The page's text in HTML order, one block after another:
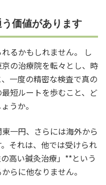
価値があります
るかもしれません。 し
の治療院を転々とし、時
一度の精密な検査で真の
短ルートを歩むこと、ど
うか。
一円、さらには海外から
それは、他では受けられ
高い鍼灸治療」**という
らに他なりません。